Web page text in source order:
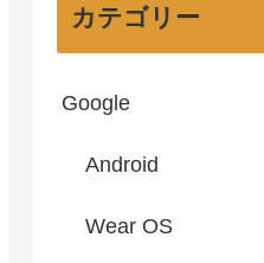
カテゴリー
Google
Android
Wear OS